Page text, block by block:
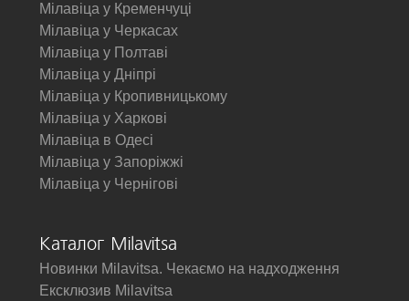
Мілавіца у Кременчуці
Мілавіца у Черкасах
Мілавіца у Полтаві
Мілавіца у Дніпрі
Мілавіца у Кропивницькому
Мілавіца у Харкові
Мілавіца в Одесі
Мілавіца у Запоріжжі
Мілавіца у Чернігові
Каталог Milavitsa
Новинки Milavitsa. Чекаємо на надходження
Ексклюзив Milavitsa